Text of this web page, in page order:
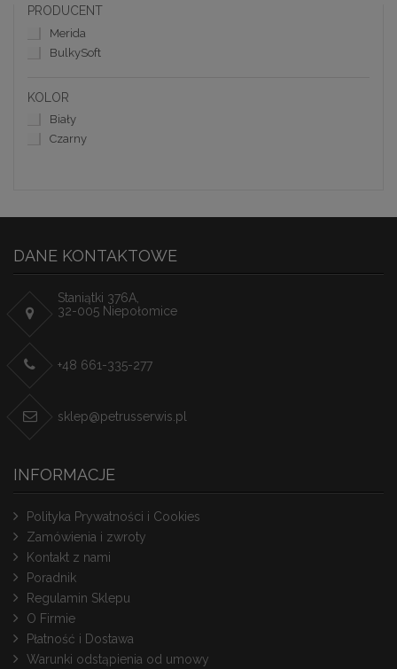
PRODUCENT
Merida
BulkySoft
KOLOR
Biały
Czarny
DANE KONTAKTOWE
Staniątki 376A,
32-005 Niepołomice
+48 661-335-277
sklep@petrusserwis.pl
INFORMACJE
Polityka Prywatności i Cookies
Zamówienia i zwroty
Kontakt z nami
Poradnik
Regulamin Sklepu
O Firmie
Płatność i Dostawa
Warunki odstąpienia od umowy